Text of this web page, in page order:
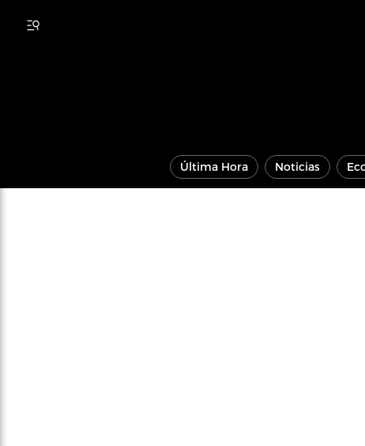
Última Hora Noticias